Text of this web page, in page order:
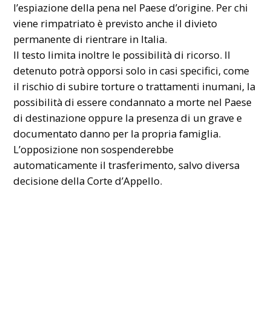
l’espiazione della pena nel Paese d’origine. Per chi
viene rimpatriato è previsto anche il divieto
permanente di rientrare in Italia.
Il testo limita inoltre le possibilità di ricorso. Il
detenuto potrà opporsi solo in casi specifici, come
il rischio di subire torture o trattamenti inumani, la
possibilità di essere condannato a morte nel Paese
di destinazione oppure la presenza di un grave e
documentato danno per la propria famiglia.
L’opposizione non sospenderebbe
automaticamente il trasferimento, salvo diversa
decisione della Corte d’Appello.